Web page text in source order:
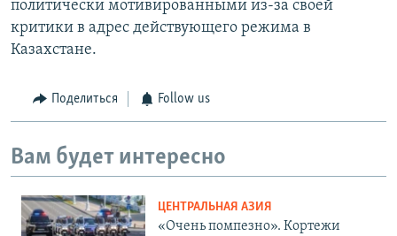
политически мотивированными из-за своей
критики в адрес действующего режима в
Казахстане.
Поделиться Follow us
Вам будет интересно
ЦЕНТРАЛЬНАЯ АЗИЯ
«Очень помпезно». Кортежи